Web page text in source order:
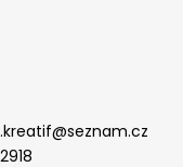
@seznam.cz